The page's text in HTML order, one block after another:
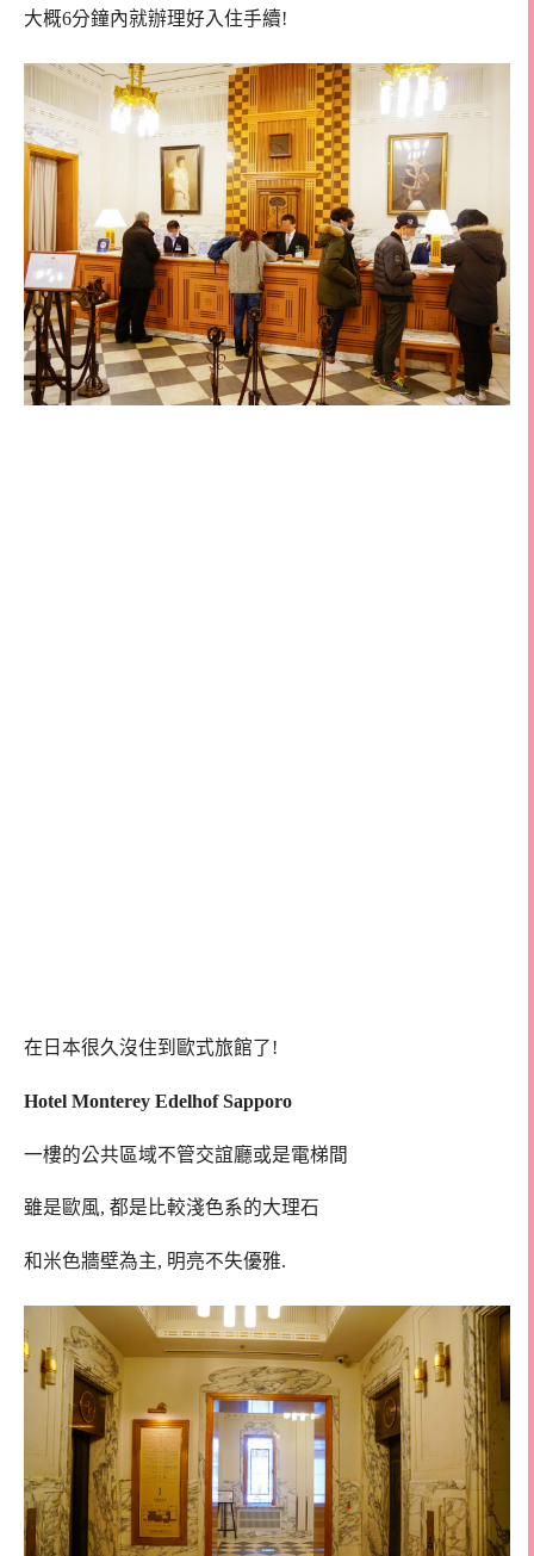
大概6分鐘內就辦理好入住手續!
在日本很久沒住到歐式旅館了!
Hotel Monterey Edelhof Sapporo
一樓的公共區域不管交誼廳或是電梯間
雖是歐風, 都是比較淺色系的大理石
和米色牆壁為主, 明亮不失優雅.